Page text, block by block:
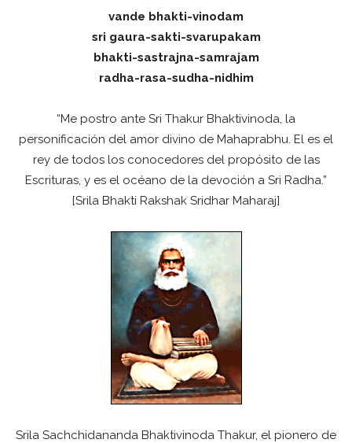
vande bhakti-vinodam
sri gaura-sakti-svarupakam
bhakti-sastrajna-samrajam
radha-rasa-sudha-nidhim
“Me postro ante Sri Thakur Bhaktivinoda, la
personificación del amor divino de Mahaprabhu. El es el
rey de todos los conocedores del propósito de las
Escrituras, y es el océano de la devoción a Sri Radha.”
[Srila Bhakti Rakshak Sridhar Maharaj]
Srila Sachchidananda Bhaktivinoda Thakur, el pionero de